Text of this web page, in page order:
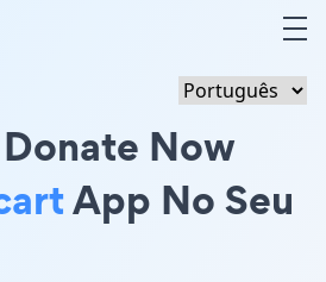
Now
App No Seu